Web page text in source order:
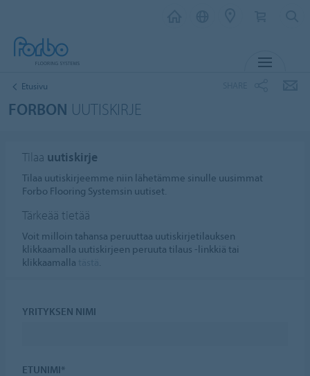
Etusivu
FORBON UUTISKIRJE
Tilaa uutiskirje
Tilaa uutiskirjeemme niin lähetämme sinulle uusimmat
Forbo Flooring Systemsin uutiset.
Tärkeää tietää
Voit milloin tahansa peruuttaa uutiskirjetilauksen
klikkaamalla uutiskirjeen peruuta tilaus -linkkiä tai
klikkaamalla
YRITYKSEN NIMI
ETUNIMI*